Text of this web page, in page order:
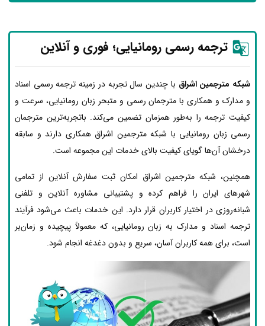
ترجمه رسمی رومانیایی؛ فوری و آنلاین
شبکه مترجمین اشراق با چندین سال تجربه در زمینه ترجمه رسمی اسناد
و مدارک و همکاری با مترجمان رسمی و متبحر زبان رومانیایی، سرعت و
کیفیت ترجمه را به‌طور همزمان تضمین می‌کند. باتجربه‌ترین مترجمان
رسمی زبان رومانیایی با شبکه مترجمین اشراق همکاری دارند و سابقه
درخشان آن‌ها گویای کیفیت بالای خدمات این مجموعه است.
همچنین، شبکه مترجمین اشراق امکان ثبت سفارش آنلاین از تمامی
شهرهای ایران را فراهم کرده و پشتیبانی مشاوره آنلاین و تلفنی
شبانه‌روزی در اختیار کاربران قرار دارد. این خدمات باعث می‌شود فرآیند
ترجمه اسناد و مدارک به زبان رومانیایی، که معمولاً پیچیده و زمان‌بر
است، برای همه کاربران آسان، سریع و بدون دغدغه انجام شود.